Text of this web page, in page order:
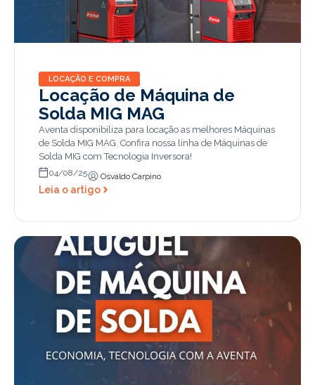
LOCAÇÃO E COMPRA
Locação de Máquina de
Solda MIG MAG
Aventa disponibiliza para locação as melhores Máquinas
de Solda MIG MAG. Confira nossa linha de Máquinas de
Solda MIG com Tecnologia Inversora!
04/08/25 Osvaldo Carpino
Leia o artigo